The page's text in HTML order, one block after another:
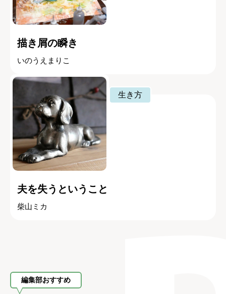
描き屑の瞬き
いのうえまりこ
生き方
夫を失うということ
柴山ミカ
編集部おすすめ